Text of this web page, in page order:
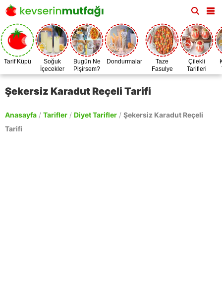
Tarif Küpü
Soğuk
İçecekler
Bugün Ne
Pişirsem?
Dondurmalar
Taze
Fasulye
Zamanı
Çilekli
Tarifleri
Şekersiz Karadut Reçeli Tarifi
Anasayfa / Tarifler / Diyet Tarifler / Şekersiz Karadut Reçeli
Tarifi